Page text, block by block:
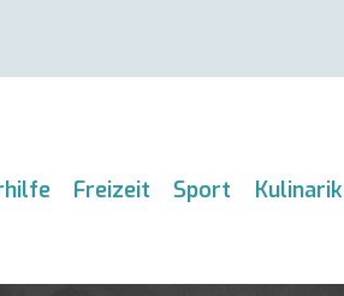
Freizeit Sport Kulinarik